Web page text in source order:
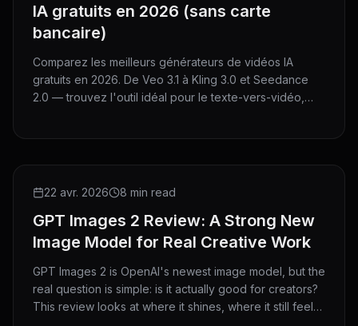
IA gratuits en 2026 (sans carte
bancaire)
Comparez les meilleurs générateurs de vidéos IA
gratuits en 2026. De Veo 3.1 à Kling 3.0 et Seedance
2.0 — trouvez l'outil idéal pour le texte-vers-vidéo,
REVIEW
22 avr. 2026 8 min read
GPT Images 2 Review: A Strong New
Image Model for Real Creative Work
GPT Images 2 is OpenAI's newest image model, but the
real question is simple: is it actually good for creators?
This review looks at where it shines, where it still feels